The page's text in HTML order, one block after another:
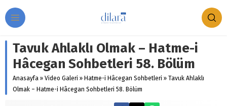
Tavuk Ahlaklı Olmak – Hatme-i
Hâcegan Sohbetleri 58. Bölüm
Anasayfa » Video Galeri » Hatme-i Hâcegan Sohbetleri » Tavuk Ahlaklı
Olmak – Hatme-i Hâcegan Sohbetleri 58. Bölüm